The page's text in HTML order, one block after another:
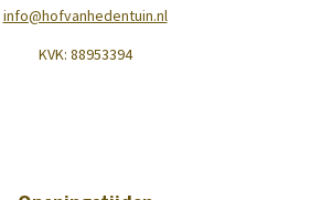
info@hofvanhedentuin.nl
KVK: 88953394